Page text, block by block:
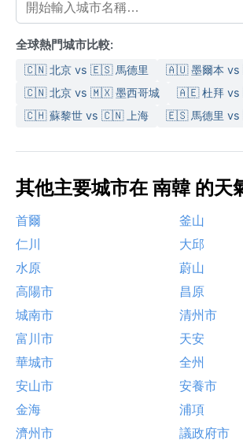
全球熱門城市比較:
🇨🇳 北京 vs 🇪🇸 馬德里
🇦🇺 墨爾本
🇨🇳 北京 vs 🇲🇽 墨西哥城
🇦🇪 杜拜 vs
🇨🇭 蘇黎世 vs 🇨🇳 上海
🇪🇸 馬德里
其他主要城市在 南韓 的
首爾
釜山
仁川
大邱
水原
蔚山
高陽市
昌原
城南市
清州市
富川市
天安
華城市
全州
安山市
安養市
金海
浦項
濟州市
議政府市